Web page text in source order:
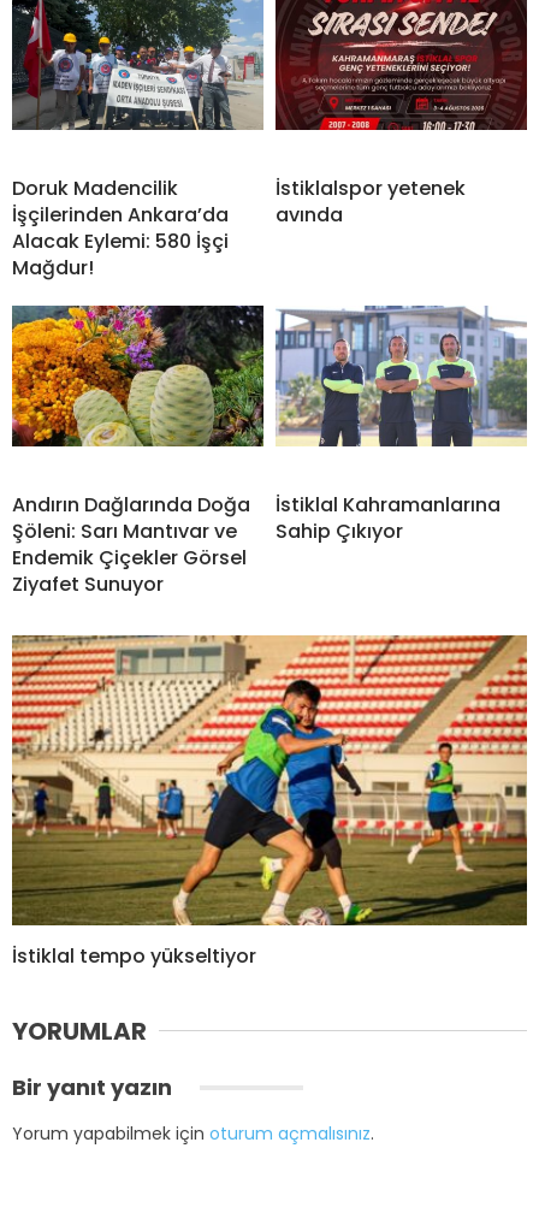
Doruk Madencilik
İşçilerinden Ankara’da
Alacak Eylemi: 580 İşçi
Mağdur!
İstiklalspor yetenek
avında
Andırın Dağlarında Doğa
Şöleni: Sarı Mantıvar ve
Endemik Çiçekler Görsel
Ziyafet Sunuyor
İstiklal Kahramanlarına
Sahip Çıkıyor
İstiklal tempo yükseltiyor
YORUMLAR
Bir yanıt yazın
Yorum yapabilmek için oturum açmalısınız.